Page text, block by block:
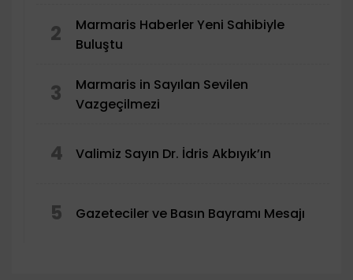
2
Marmaris Haberler Yeni Sahibiyle
Buluştu
3
Marmaris in Sayılan Sevilen
Vazgeçilmezi
4 Valimiz Sayın Dr. İdris Akbıyık’ın
5 Gazeteciler ve Basın Bayramı Mesajı